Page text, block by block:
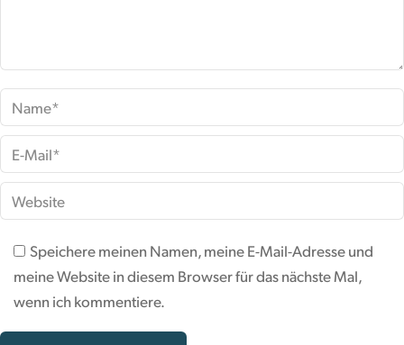
Name *
E-Mail *
Website
Speichere meinen Namen, meine E-Mail-Adresse und
meine Website in diesem Browser für das nächste Mal,
wenn ich kommentiere.